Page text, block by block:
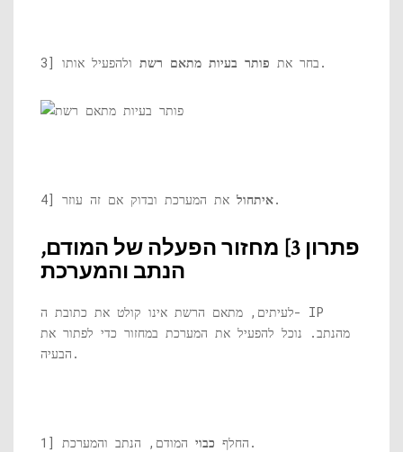
3] בחר את פותר בעיות מתאם רשת ולהפעיל אותו.
4] איתחולאת המערכת ובדוק אם זה עוזר.
פתרון 3] מחזור הפעלה של המודם,
הנתב והמערכת
לעיתים, מתאם הרשת אינו קולט את כתובת ה- IP
מהנתב. נוכל להפעיל את המערכת במחזור כדי לפתור את
הבעיה.
1] החלף כבוי המודם, הנתב והמערכת.